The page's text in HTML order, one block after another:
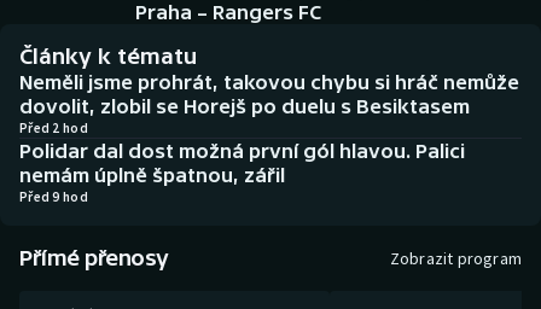
Biatlon
Boby a skeleton
Box
Curling
Dostihy
Historické návraty
Aplikace ČT sport
AZ kvíz
Praha – Rangers FC
Články k tématu
Neměli jsme prohrát, takovou chybu si hráč nemůže
dovolit, zlobil se Horejš po duelu s Besiktasem
Před 2 hod
Polidar dal dost možná první gól hlavou. Palici
nemám úplně špatnou, zářil
Před 9 hod
Přímé přenosy Zobrazit program